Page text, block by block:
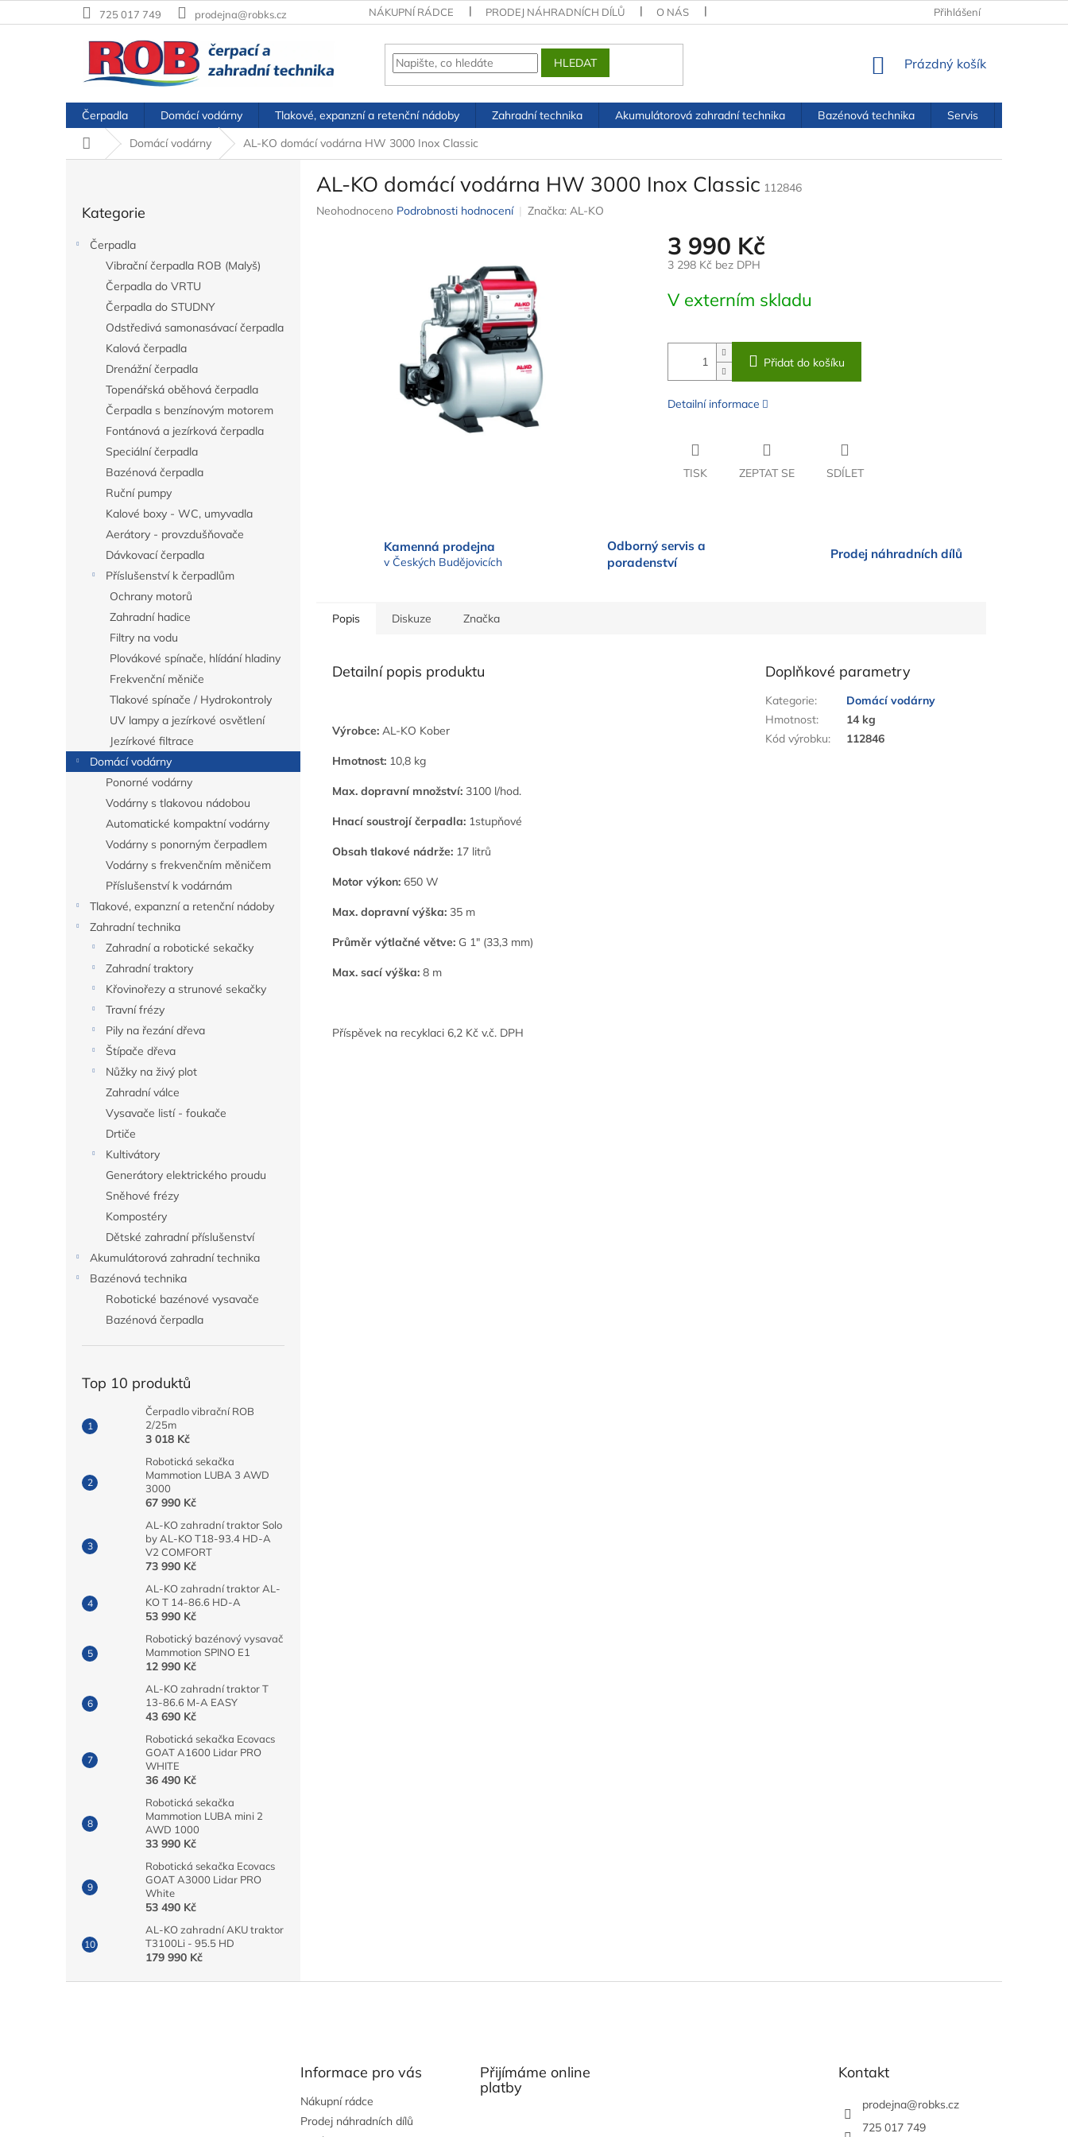
na
725 017 749 prodejna@robks.cz NÁKUPNÍ RÁDCE PRODEJ NÁHRADNÍCH DÍLŮ O NÁS PODMÍNKY OCHRANY OSOBNÍCH ÚDAJŮ
Přihlášení
HLEDAT
NÁKUPNÍ
Prázdný košík
Čerpadla Domácí vodárny Tlakové, expanzní a retenční nádoby Zahradní technika Akumulátorová zahradní technika Bazénová technika Servis
Domů
Domácí vodárny AL-KO domácí vodárna HW 3000 Inox Classic
kategorie
Kategorie
Čerpadla
Vibrační čerpadla ROB (Malyš)
Čerpadla do VRTU
Čerpadla do STUDNY
Odstředivá samonasávací čerpadla
Kalová čerpadla
Drenážní čerpadla
Topenářská oběhová čerpadla
Čerpadla s benzínovým motorem
Fontánová a jezírková čerpadla
Speciální čerpadla
Bazénová čerpadla
Ruční pumpy
Kalové boxy - WC, umyvadla
Aerátory - provzdušňovače
Dávkovací čerpadla
Příslušenství k čerpadlům
Ochrany motorů
Zahradní hadice
Filtry na vodu
Plovákové spínače, hlídání hladiny
Frekvenční měniče
Tlakové spínače / Hydrokontroly
UV lampy a jezírkové osvětlení
Jezírkové filtrace
Domácí vodárny
Ponorné vodárny
Vodárny s tlakovou nádobou
Automatické kompaktní vodárny
Vodárny s ponorným čerpadlem
Vodárny s frekvenčním měničem
Příslušenství k vodárnám
Tlakové, expanzní a retenční nádoby
Zahradní technika
Zahradní a robotické sekačky
Zahradní traktory
Křovinořezy a strunové sekačky
Travní frézy
Pily na řezání dřeva
Štípače dřeva
Nůžky na živý plot
Zahradní válce
Vysavače listí - foukače
Drtiče
Kultivátory
Generátory elektrického proudu
Sněhové frézy
Kompostéry
Dětské zahradní příslušenství
Akumulátorová zahradní technika
Bazénová technika
Robotické bazénové vysavače
Bazénová čerpadla
Top 10 produktů
Čerpadlo vibrační ROB
2/25m
3 018 Kč
Robotická sekačka
Mammotion LUBA 3 AWD
3000
67 990 Kč
AL-KO zahradní traktor Solo
by AL-KO T18-93.4 HD-A
V2 COMFORT
73 990 Kč
AL-KO zahradní traktor AL-
KO T 14-86.6 HD-A
53 990 Kč
Robotický bazénový vysavač
Mammotion SPINO E1
12 990 Kč
AL-KO zahradní traktor T
13-86.6 M-A EASY
43 690 Kč
Robotická sekačka Ecovacs
GOAT A1600 Lidar PRO
WHITE
36 490 Kč
Robotická sekačka
Mammotion LUBA mini 2
AWD 1000
33 990 Kč
Robotická sekačka Ecovacs
GOAT A3000 Lidar PRO
White
53 490 Kč
AL-KO zahradní AKU traktor
T3100Li - 95.5 HD
179 990 Kč
AL-KO domácí vodárna HW 3000 Inox Classic 112846
Průměrné
Neohodnoceno Podrobnosti hodnocení Značka: AL-KO
3 990 Kč
3 298 Kč bez DPH
cena:
V externím skladu
Přidat do košíku
Detailní informace
TISK ZEPTAT SE SDÍLET
Kamenná prodejna
v Českých Budějovicích
Odborný servis a
poradenství
Prodej náhradních dílů
Popis Diskuze Značka
Detailní popis produktu
Výrobce: AL-KO Kober
Hmotnost: 10,8 kg
Max. dopravní množství: 3100 l/hod.
Hnací soustrojí čerpadla: 1stupňové
Obsah tlakové nádrže: 17 litrů
Motor výkon: 650 W
Max. dopravní výška: 35 m
Průměr výtlačné větve: G 1" (33,3 mm)
Max. sací výška: 8 m
Příspěvek na recyklaci 6,2 Kč v.č. DPH
Doplňkové parametry
Kategorie:
Domácí vodárny
Hmotnost:
14 kg
Kód výrobku: 112846
Informace pro vás
Nákupní rádce
Prodej náhradních dílů
Přijímáme online
platby
Kontakt
prodejna@robks.cz
725 017 749